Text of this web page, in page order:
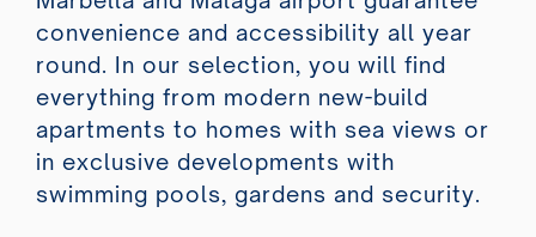
convenience and accessibility all year
round. In our selection, you will find
everything from modern new-build
apartments to homes with sea views or
in exclusive developments with
swimming pools, gardens and security.